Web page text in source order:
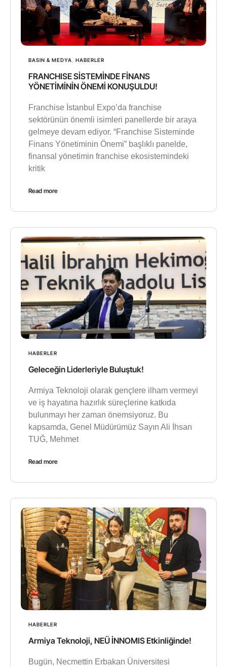
BASIN & MEDYA HABERLER
FRANCHISE SİSTEMİNDE FİNANS
YÖNETİMİNİN ÖNEMİ KONUŞULDU!
Franchise İstanbul Expo’da franchise
sektörünün önemli isimleri panellerde bir araya
gelmeye devam ediyor. “Franchise Sisteminde
Finans Yönetiminin Önemi” başlıklı panelde,
finansal yönetimin franchise ekosistemindeki
kritik
Read more
HABERLER
Geleceğin Liderleriyle Buluştuk!
Armiya Teknoloji olarak gençlere ilham vermeyi
ve iş hayatına hazırlık süreçlerine katkıda
bulunmayı her zaman önemsiyoruz. Bu
kapsamda, Genel Müdürümüz Sayın Ali İhsan
TUĞ, Mehmet
Read more
HABERLER
Armiya Teknoloji, NEÜ İNNOMIS Etkinliğinde!
Bugün, Necmettin Erbakan Üniversitesi